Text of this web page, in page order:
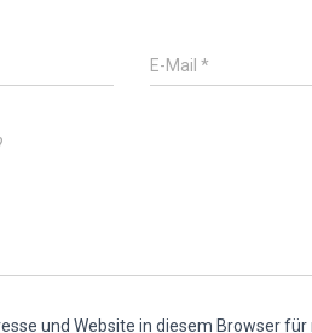
E-Mail *
und Website in diesem Browser